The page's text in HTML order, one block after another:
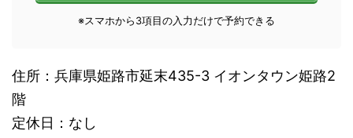
※スマホから3項目の入力だけで予約できる
住所：兵庫県姫路市延末435-3 イオンタウン姫路2
階
定休日：なし